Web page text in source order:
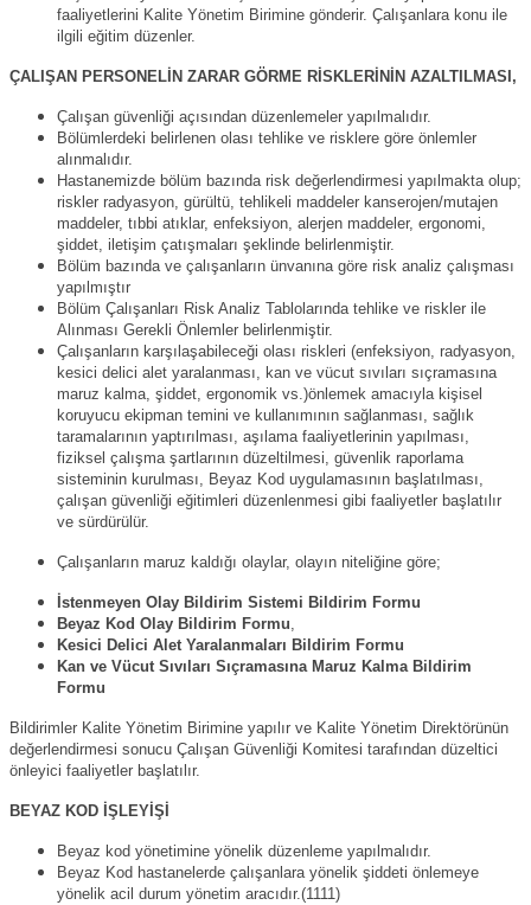
faaliyetlerini Kalite Yönetim Birimine gönderir. Çalışanlara konu ile
ilgili eğitim düzenler.
ÇALIŞAN PERSONELİN ZARAR GÖRME RİSKLERİNİN AZALTILMASI,
Çalışan güvenliği açısından düzenlemeler yapılmalıdır.
Bölümlerdeki belirlenen olası tehlike ve risklere göre önlemler
alınmalıdır.
Hastanemizde bölüm bazında risk değerlendirmesi yapılmakta olup;
riskler radyasyon, gürültü, tehlikeli maddeler kanserojen/mutajen
maddeler, tıbbi atıklar, enfeksiyon, alerjen maddeler, ergonomi,
şiddet, iletişim çatışmaları şeklinde belirlenmiştir.
Bölüm bazında ve çalışanların ünvanına göre risk analiz çalışması
yapılmıştır
Bölüm Çalışanları Risk Analiz Tablolarında tehlike ve riskler ile
Alınması Gerekli Önlemler belirlenmiştir.
Çalışanların karşılaşabileceği olası riskleri (enfeksiyon, radyasyon,
kesici delici alet yaralanması, kan ve vücut sıvıları sıçramasına
maruz kalma, şiddet, ergonomik vs.)önlemek amacıyla kişisel
koruyucu ekipman temini ve kullanımının sağlanması, sağlık
taramalarının yaptırılması, aşılama faaliyetlerinin yapılması,
fiziksel çalışma şartlarının düzeltilmesi, güvenlik raporlama
sisteminin kurulması, Beyaz Kod uygulamasının başlatılması,
çalışan güvenliği eğitimleri düzenlenmesi gibi faaliyetler başlatılır
ve sürdürülür.
Çalışanların maruz kaldığı olaylar, olayın niteliğine göre;
İstenmeyen Olay Bildirim Sistemi Bildirim Formu
Beyaz Kod Olay Bildirim Formu,
Kesici Delici Alet Yaralanmaları Bildirim Formu
Kan ve Vücut Sıvıları Sıçramasına Maruz Kalma Bildirim
Formu
Bildirimler Kalite Yönetim Birimine yapılır ve Kalite Yönetim Direktörünün
değerlendirmesi sonucu Çalışan Güvenliği Komitesi tarafından düzeltici
önleyici faaliyetler başlatılır.
BEYAZ KOD İŞLEYİŞİ
Beyaz kod yönetimine yönelik düzenleme yapılmalıdır.
Beyaz Kod hastanelerde çalışanlara yönelik şiddeti önlemeye
yönelik acil durum yönetim aracıdır.(1111)